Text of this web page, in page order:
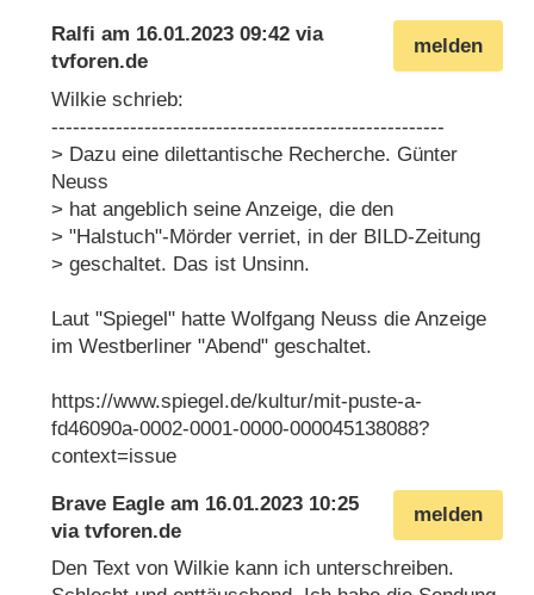
melden
Ralfi am 16.01.2023 09:42 via
tvforen.de
Wilkie schrieb:
-------------------------------------------------------
> Dazu eine dilettantische Recherche. Günter
Neuss
> hat angeblich seine Anzeige, die den
> "Halstuch"-Mörder verriet, in der BILD-Zeitung
> geschaltet. Das ist Unsinn.
Laut "Spiegel" hatte Wolfgang Neuss die Anzeige
im Westberliner "Abend" geschaltet.
https://www.spiegel.de/kultur/mit-puste-a-
fd46090a-0002-0001-0000-000045138088?
context=issue
melden
Brave Eagle am 16.01.2023 10:25
viatvforen.de
Den Text von Wilkie kann ich unterschreiben.